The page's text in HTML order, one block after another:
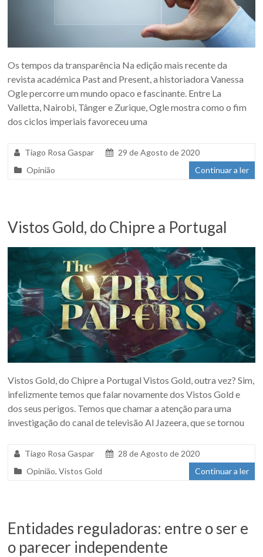
Os tempos da transparência Na edição mais recente da
revista académica Past and Present, a historiadora Vanessa
Ogle percorre um mundo opaco e fascinante. Entre La
Valletta, Nairobi, Tânger e Zurique, Ogle mostra como o fim
dos ciclos imperiais favoreceu uma
Tiago Rosa Gaspar
29 de Agosto de 2020
Opinião
Continuar a ler
Vistos Gold, do Chipre a Portugal
Vistos Gold, do Chipre a Portugal Vistos Gold, outra vez? Sim,
infelizmente temos que falar novamente dos Vistos Gold e
dos seus perigos. Temos que chamar a atenção para uma
investigação do canal de televisão Al Jazeera, que se tornou
Tiago Rosa Gaspar
28 de Agosto de 2020
Opinião,Vistos Gold Continuar a ler
Entidades reguladoras: entre o ser e
o parecer independente